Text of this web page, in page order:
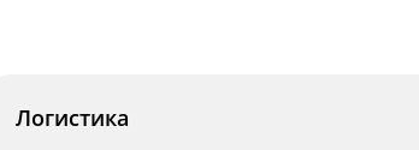
Логистика